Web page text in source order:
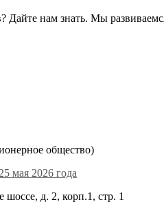
Дайте нам знать. Мы
общество)
мая 2026 года
шоссе, д. 2, корп.1, стр. 1